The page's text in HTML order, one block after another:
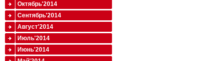
Октябрь'2014
Сентябрь'2014
Август'2014
Июль'2014
Июнь'2014